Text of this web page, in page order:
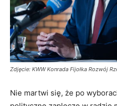
Zdjęcie: KWW Konrada Fijołka Rozwój
Nie martwi się, że po